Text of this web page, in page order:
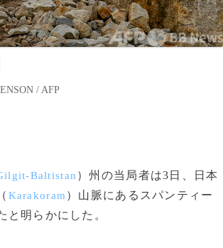
/ AFP
Baltistan ）州の当局者は3日、日本
Karakoram ）山脈にあるスパンティー
と明らかにした。